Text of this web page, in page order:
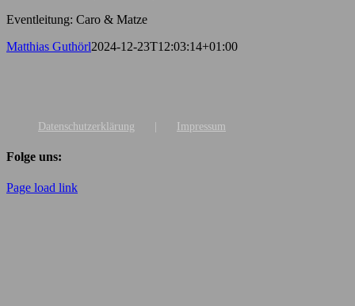
Eventleitung: Caro & Matze
Matthias Guthörl2024-12-23T12:03:14+01:00
Datenschutzerklärung Impressum
Folge uns:
Page load link